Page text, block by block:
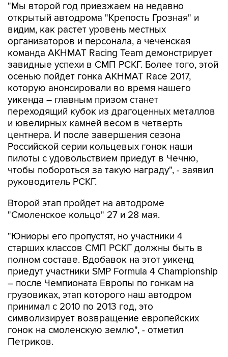
"Мы второй год приезжаем на недавно
открытый автодрома "Крепость Грозная" и
видим, как растет уровень местных
организаторов и персонала, а чеченская
команда AKHMAT Racing Team демонстрирует
завидные успехи в СМП РСКГ. Более того, этой
осенью пойдет гонка AKHMAT Race 2017,
которую анонсировали во время нашего
уикенда – главным призом станет
переходящий кубок из драгоценных металлов
и ювелирных камней весом в четверть
центнера. И после завершения сезона
Российской серии кольцевых гонок наши
пилоты с удовольствием приедут в Чечню,
чтобы побороться за такую награду", - заявил
руководитель РСКГ.
Второй этап пройдет на автодроме
"Смоленское кольцо" 27 и 28 мая.
"Юниоры его пропустят, но участники 4
старших классов СМП РСКГ должны быть в
полном составе. Вдобавок на этот уикенд
приедут участники SMP Formula 4 Championship
– после Чемпионата Европы по гонкам на
грузовиках, этап которого наш автодром
принимал с 2010 по 2013 год, это
символизирует возвращение европейских
гонок на смоленскую землю", - отметил
Петриков.